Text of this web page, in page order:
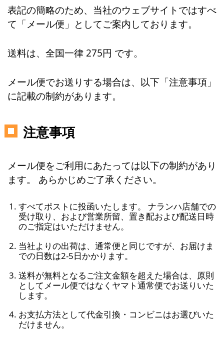
表記の簡略のため、当社のウェブサイトではすべ
て「メール便」としてご案内しております。
送料は、全国一律 275円 です。
メール便でお送りする場合は、以下「注意事項」
に記載の制約があります。
注意事項
メール便をご利用にあたっては以下の制約があり
ます。 あらかじめご了承ください。
すべてポストに投函いたします。 ナランハ店舗での
受け取り、および営業所留、置き配および配送日時
のご指定はいただけません。
当社よりの出荷は、通常便と同じですが、お届けま
での日数は2-5日かかります。
送料が無料となるご注文金額を超えた場合は、原則
としてメール便ではなくヤマト通常便でお送りいた
します。
お支払方法として代金引換・コンビニはお選びいた
だけません。